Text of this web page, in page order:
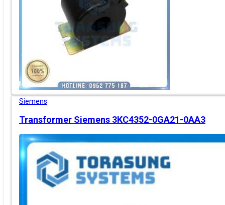
Siemens
Transformer Siemens 3KC4352-0GA21-0AA3